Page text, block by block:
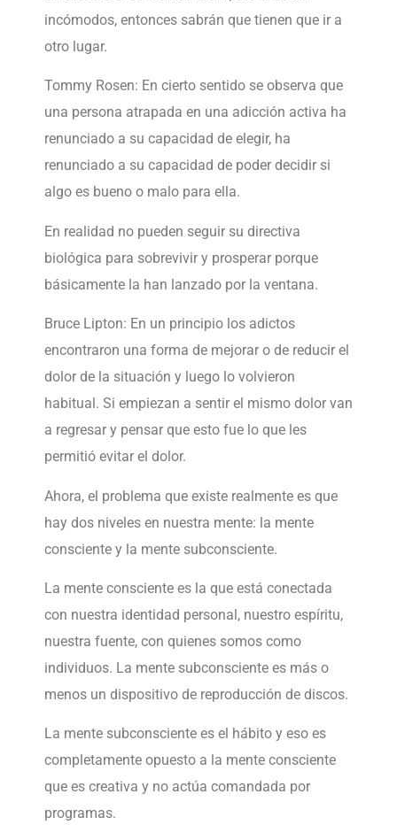
incómodos, entonces sabrán que tienen que ir a
otro lugar.
Tommy Rosen: En cierto sentido se observa que
una persona atrapada en una adicción activa ha
renunciado a su capacidad de elegir, ha
renunciado a su capacidad de poder decidir si
algo es bueno o malo para ella.
En realidad no pueden seguir su directiva
biológica para sobrevivir y prosperar porque
básicamente la han lanzado por la ventana.
Bruce Lipton: En un principio los adictos
encontraron una forma de mejorar o de reducir el
dolor de la situación y luego lo volvieron
habitual. Si empiezan a sentir el mismo dolor van
a regresar y pensar que esto fue lo que les
permitió evitar el dolor.
Ahora, el problema que existe realmente es que
hay dos niveles en nuestra mente: la mente
consciente y la mente subconsciente.
La mente consciente es la que está conectada
con nuestra identidad personal, nuestro espíritu,
nuestra fuente, con quienes somos como
individuos. La mente subconsciente es más o
menos un dispositivo de reproducción de discos.
La mente subconsciente es el hábito y eso es
completamente opuesto a la mente consciente
que es creativa y no actúa comandada por
programas.